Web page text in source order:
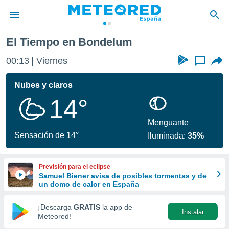
de
por
se
calidad.
a este
las
y
forma
digital
basada
El Tiempo en Bondelum
00:13 Viernes ...
Nubes y claros
14°
Sensación de 14°
Menguante
Iluminada:35%
Previsión para el eclipse
Samuel Biener avisa de posibles tormentas y de
un domo de calor en España
¡Descarga GRATIS la app de
Meteored!
Instalar